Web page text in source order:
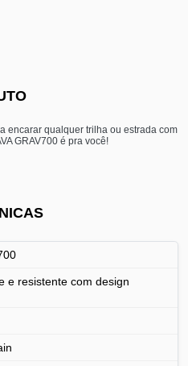
encarar qualquer trilha ou estrada com
GRAV700 é pra você!
e resistente com design